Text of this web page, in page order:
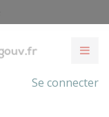
Se connecter